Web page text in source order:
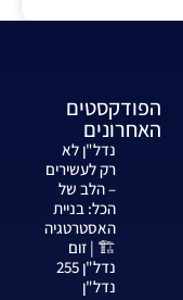
הפודקסטים
האחרונים
נדל"ן לא
רק לעשירים
– הלב של
הכל: בניית
האסטרטגיה
🏗️ | זום
נדל"ן 255
נדל"ן